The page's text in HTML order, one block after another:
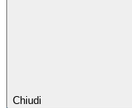
Chiudi